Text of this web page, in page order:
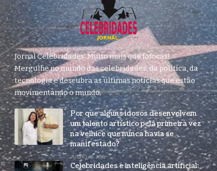
Jornal Celebridades: Muito mais que fofocas!
Mergulhe no mundo das celebridades, da política, da
tecnologia e descubra as últimas notícias que estão
movimentando o mundo.
Por que alguns idosos desenvolvem
um talento artístico pela primeira vez
na velhice que nunca havia se
manifestado?
JULHO 28, 2026
Celebridades e inteligência artificial: